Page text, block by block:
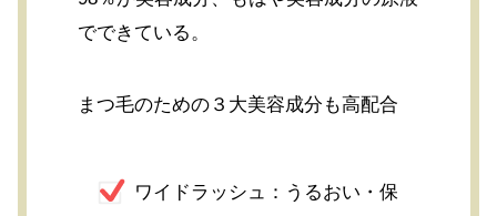
でできている。
まつ毛のための３大美容成分も高配合
ワイドラッシュ：うるおい・保